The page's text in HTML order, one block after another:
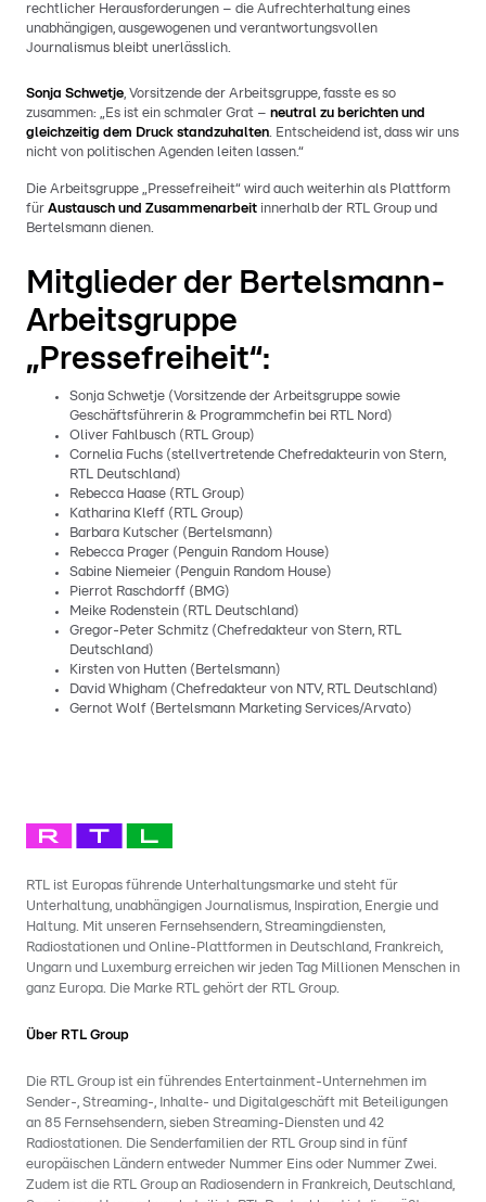
rechtlicher Herausforderungen – die Aufrechterhaltung eines
unabhängigen, ausgewogenen und verantwortungsvollen
Journalismus bleibt unerlässlich.
Sonja Schwetje, Vorsitzende der Arbeitsgruppe, fasste es so
zusammen: „Es ist ein schmaler Grat – neutral zu berichten und
gleichzeitig dem Druck standzuhalten. Entscheidend ist, dass wir uns
nicht von politischen Agenden leiten lassen.“
Die Arbeitsgruppe „Pressefreiheit“ wird auch weiterhin als Plattform
für Austausch und Zusammenarbeit innerhalb der RTL Group und
Bertelsmann dienen.
Mitglieder der Bertelsmann-
Arbeitsgruppe
„Pressefreiheit“:
Sonja Schwetje (Vorsitzende der Arbeitsgruppe sowie
Geschäftsführerin & Programmchefin bei RTL Nord)
Oliver Fahlbusch (RTL Group)
Cornelia Fuchs (stellvertretende Chefredakteurin von Stern,
RTL Deutschland)
Rebecca Haase (RTL Group)
Katharina Kleff (RTL Group)
Barbara Kutscher (Bertelsmann)
Rebecca Prager (Penguin Random House)
Sabine Niemeier (Penguin Random House)
Pierrot Raschdorff (BMG)
Meike Rodenstein (RTL Deutschland)
Gregor-Peter Schmitz (Chefredakteur von Stern, RTL
Deutschland)
Kirsten von Hutten (Bertelsmann)
David Whigham (Chefredakteur von NTV, RTL Deutschland)
Gernot Wolf (Bertelsmann Marketing Services/Arvato)
RTL ist Europas führende Unterhaltungsmarke und steht für
Unterhaltung, unabhängigen Journalismus, Inspiration, Energie und
Haltung. Mit unseren Fernsehsendern, Streamingdiensten,
Radiostationen und Online-Plattformen in Deutschland, Frankreich,
Ungarn und Luxemburg erreichen wir jeden Tag Millionen Menschen in
ganz Europa. Die Marke RTL gehört der RTL Group.
Über RTL Group
Die RTL Group ist ein führendes Entertainment-Unternehmen im
Sender-, Streaming-, Inhalte- und Digitalgeschäft mit Beteiligungen
an 85 Fernsehsendern, sieben Streaming-Diensten und 42
Radiostationen. Die Senderfamilien der RTL Group sind in fünf
europäischen Ländern entweder Nummer Eins oder Nummer Zwei.
Zudem ist die RTL Group an Radiosendern in Frankreich, Deutschland,